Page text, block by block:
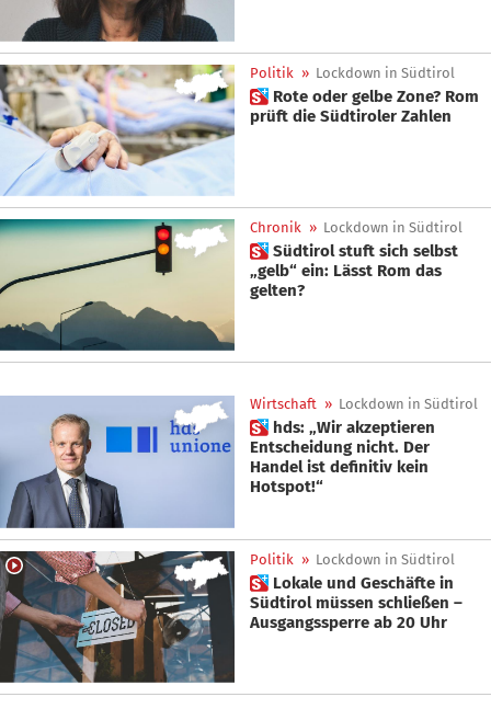
Politik » Lockdown in Südtirol
 Rote oder gelbe Zone? Rom
prüft die Südtiroler Zahlen
Chronik » Lockdown in Südtirol
 Südtirol stuft sich selbst
„gelb“ ein: Lässt Rom das
gelten?
Wirtschaft » Lockdown in Südtirol
 hds: „Wir akzeptieren
Entscheidung nicht. Der
Handel ist definitiv kein
Hotspot!“
Politik » Lockdown in Südtirol
 Lokale und Geschäfte in
Südtirol müssen schließen –
Ausgangssperre ab 20 Uhr